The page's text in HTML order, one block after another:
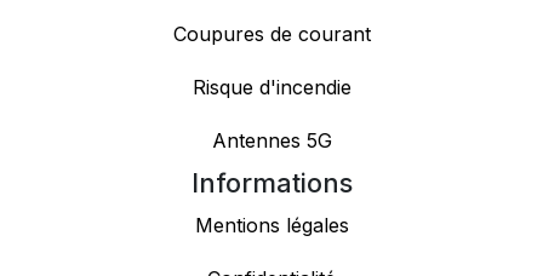
Coupures de courant
Risque d'incendie
Antennes 5G
Informations
Mentions légales